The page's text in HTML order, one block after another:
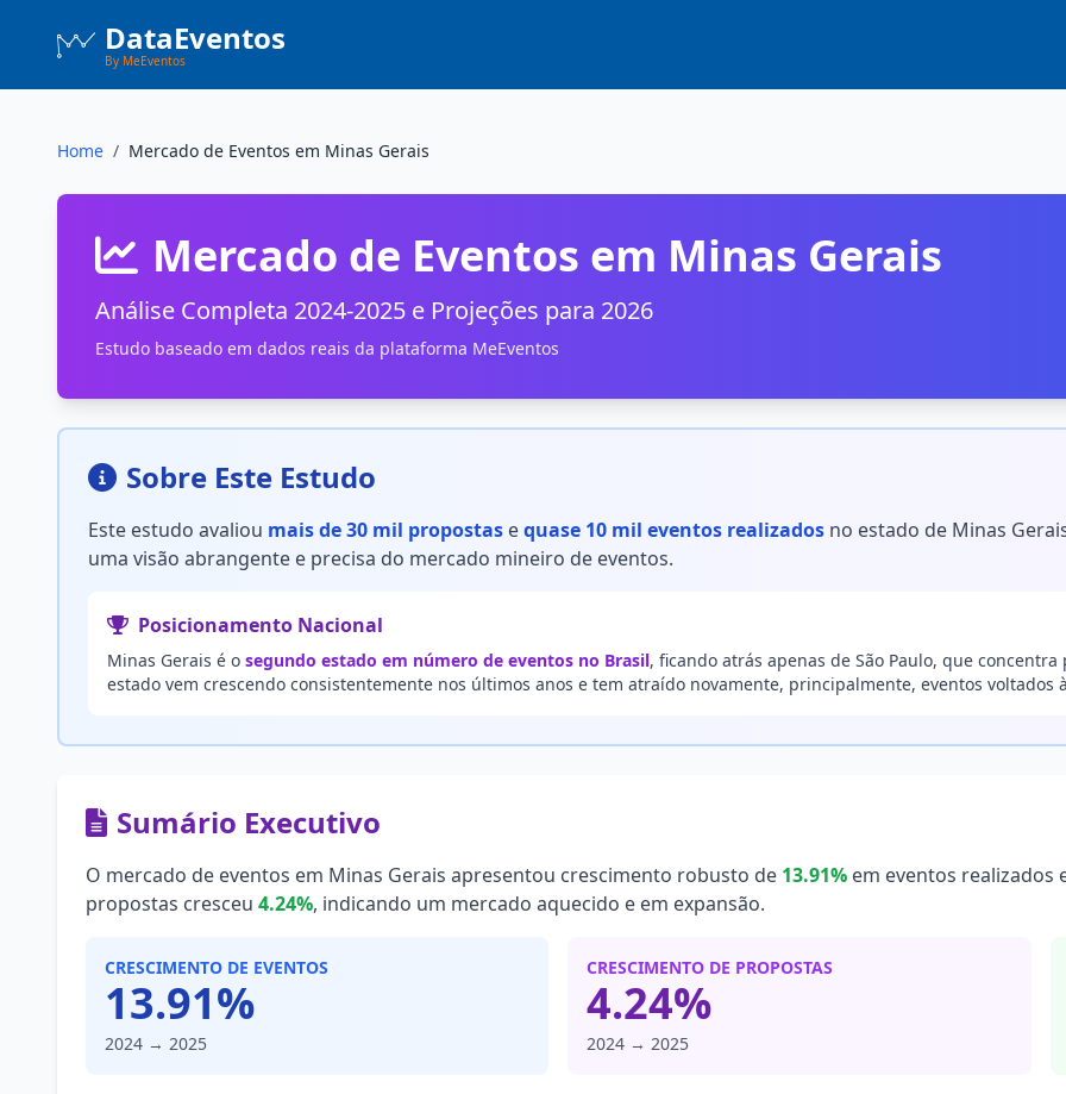
DataEventos
By MeEventos
Home / Mercado de Eventos em Minas Gerais
Mercado de Eventos em Minas Gerais
Análise Completa 2024-2025 e Projeções para 2026
Estudo baseado em dados reais da plataforma MeEventos
Sobre Este Estudo
Este estudo avaliou mais de 30 mil propostas equase 10 mil eventos realizados no estado de Minas
uma visão abrangente e precisa do mercado mineiro de eventos.
Posicionamento Nacional
Minas Gerais é o segundo estado em número de eventos no Brasil, ficando atrás apenas de São Paulo, que
estado vem crescendo consistentemente nos últimos anos e tem atraído novamente, principalmente, eventos voltados
Sumário Executivo
O mercado de eventos em Minas Gerais apresentou crescimento robusto de 13.91% em eventos realizados
propostas cresceu 4.24%, indicando um mercado aquecido e em expansão.
CRESCIMENTO DE EVENTOS
13.91%
2024 → 2025
CRESCIMENTO DE PROPOSTAS
4.24%
2024 → 2025